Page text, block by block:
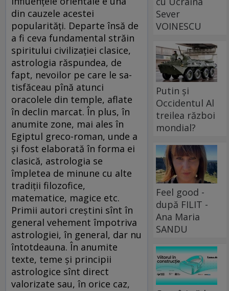
din cauzele acestei
popularități. Departe însă de
a fi ceva fundamental străin
spiritului civilizației clasice,
astrologia răspundea, de
fapt, nevoilor pe care le sa­
tis­fă­ceau pînă atunci
oracolele din temple, aflate
în declin marcat. În plus, în
anumite zone, mai ales în
Egiptul greco-roman, unde a
și fost elaborată în forma ei
clasică, astrologia se
împletea de minune cu alte
tradiții filozofice,
matematice, magice etc.
Primii autori creștini sînt în
general vehement împotriva
astrologiei, în general, dar nu
întotdeauna. În anumite
texte, teme și principii
astrologice sînt direct
valorizate sau, în orice caz,
Sever
VOINESCU
Putin și
Occidentul Al
treilea război
mondial?
Feel good -
după FILIT -
Ana Maria
SANDU